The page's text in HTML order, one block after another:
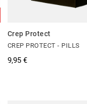
Crep Protect
CREP PROTECT - PILLS
9,95 €